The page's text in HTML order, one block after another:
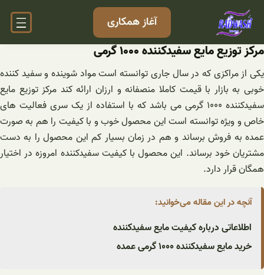
رفتن
آغاز همکاری
مرکز توزیع مایع سفیدکننده ۱۰۰۰ گرمی
یکی از مراکزی که در سال جاری توانسته است مواد شوینده و سفید کننده
خوبی به بازار با قیمت کاملا منصفانه و ارزان ارائه کند مرکز توزیع مایع
سفیدکننده ۱۰۰۰ گرمی می باشد که با استفاده از یک سری فعالیت های
خاص و ویژه توانسته است این محصول خوب و با کیفیت را هم به صورت
عمده به فروش برساند و هم در زمان بسیار کم این محصول را به دست
مشتریان خود برساند. این محصول با کیفیت سفیدکننده امروزه در اختیار
همگان قرار دارد.
آنچه در این مقاله می‌خوانید:
اطلاعاتی درباره کیفیت مایع سفیدکننده
خرید مایع سفیدکننده ۱۰۰۰ گرمی عمده